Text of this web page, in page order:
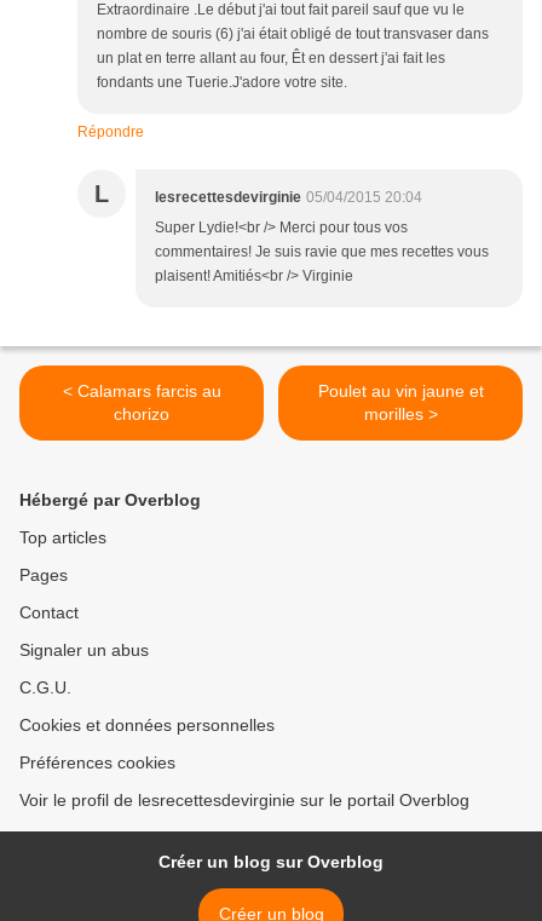
Extraordinaire .Le début j'ai tout fait pareil sauf que vu le
nombre de souris (6) j'ai était obligé de tout transvaser dans
un plat en terre allant au four, Êt en dessert j'ai fait les
fondants une Tuerie.J'adore votre site.
Répondre
L lesrecettesdevirginie 05/04/2015 20:04
Super Lydie!<br /> Merci pour tous vos
commentaires! Je suis ravie que mes recettes vous
plaisent! Amitiés<br /> Virginie
< Calamars farcis au
chorizo
Poulet au vin jaune et
morilles >
Hébergé par Overblog
Top articles
Pages
Contact
Signaler un abus
C.G.U.
Cookies et données personnelles
Préférences cookies
Voir le profil de lesrecettesdevirginie sur le portail Overblog
Créer un blog sur Overblog
Créer un blog